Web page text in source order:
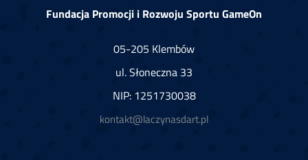
Fundacja Promocji i Rozwoju Sportu GameOn
05-205 Klembów
ul. Słoneczna 33
NIP: 1251730038
kontakt@laczynasdart.pl